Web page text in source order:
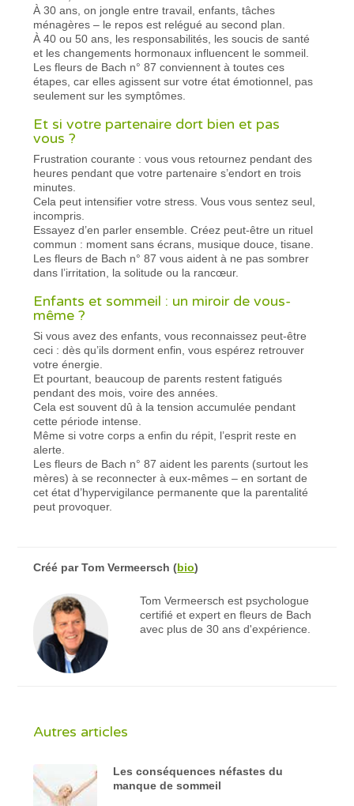
À 30 ans, on jongle entre travail, enfants, tâches
ménagères – le repos est relégué au second plan.
À 40 ou 50 ans, les responsabilités, les soucis de santé
et les changements hormonaux influencent le sommeil.
Les fleurs de Bach n° 87 conviennent à toutes ces
étapes, car elles agissent sur votre état émotionnel, pas
seulement sur les symptômes.
Et si votre partenaire dort bien et pas
vous ?
Frustration courante : vous vous retournez pendant des
heures pendant que votre partenaire s’endort en trois
minutes.
Cela peut intensifier votre stress. Vous vous sentez seul,
incompris.
Essayez d’en parler ensemble. Créez peut-être un rituel
commun : moment sans écrans, musique douce, tisane.
Les fleurs de Bach n° 87 vous aident à ne pas sombrer
dans l’irritation, la solitude ou la rancœur.
Enfants et sommeil : un miroir de vous-
même ?
Si vous avez des enfants, vous reconnaissez peut-être
ceci : dès qu’ils dorment enfin, vous espérez retrouver
votre énergie.
Et pourtant, beaucoup de parents restent fatigués
pendant des mois, voire des années.
Cela est souvent dû à la tension accumulée pendant
cette période intense.
Même si votre corps a enfin du répit, l’esprit reste en
alerte.
Les fleurs de Bach n° 87 aident les parents (surtout les
mères) à se reconnecter à eux-mêmes – en sortant de
cet état d’hypervigilance permanente que la parentalité
peut provoquer.
Créé parTom Vermeersch (bio)
Tom Vermeersch est psychologue
certifié et expert en fleurs de Bach
avec plus de 30 ans d'expérience.
Autres articles
Les conséquences néfastes du
manque de sommeil